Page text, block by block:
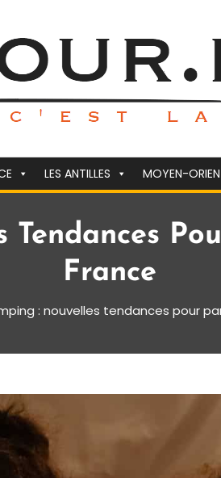
LES ANTILLES MOYEN-
Tendances
France
: nouvelles tendances pour